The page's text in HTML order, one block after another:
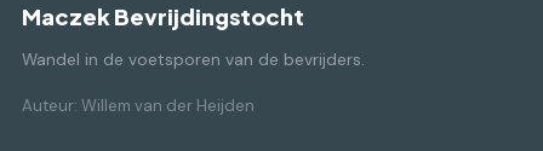
Maczek Bevrijdingstocht
Wandel in de voetsporen van de bevrijders.
Auteur: Willem van der Heijden